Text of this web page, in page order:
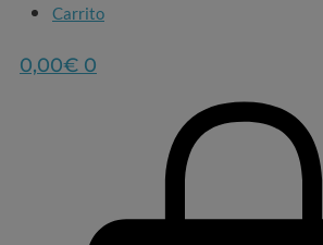
Carrito
0,00€ 0